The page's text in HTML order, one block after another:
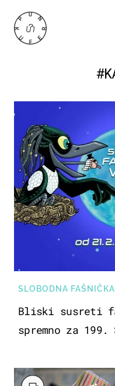
SLOBODNA
Bliski susreti
spremno za